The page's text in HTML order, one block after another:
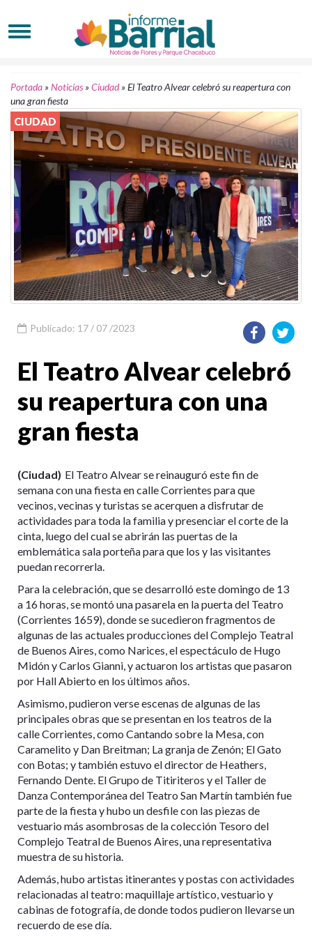
Portada »Noticias »Ciudad»El Teatro Alvear celebró su reapertura con
una gran fiesta
CIUDAD
Publicado: 17 / 07 /2023
El Teatro Alvear celebró
su reapertura con una
gran fiesta
(Ciudad) El Teatro Alvear se reinauguró este fin de
semana con una fiesta en calle Corrientes para que
vecinos, vecinas y turistas se acerquen a disfrutar de
actividades para toda la familia y presenciar el corte de la
cinta, luego del cual se abrirán las puertas de la
emblemática sala porteña para que los y las visitantes
puedan recorrerla.
Para la celebración, que se desarrolló este domingo de 13
a 16 horas, se montó una pasarela en la puerta del Teatro
(Corrientes 1659), donde se sucedieron fragmentos de
algunas de las actuales producciones del Complejo Teatral
de Buenos Aires, como Narices, el espectáculo de Hugo
Midón y Carlos Gianni, y actuaron los artistas que pasaron
por Hall Abierto en los últimos años.
Asimismo, pudieron verse escenas de algunas de las
principales obras que se presentan en los teatros de la
calle Corrientes, como Cantando sobre la Mesa, con
Caramelito y Dan Breitman; La granja de Zenón; El Gato
con Botas; y también estuvo el director de Heathers,
Fernando Dente. El Grupo de Titiriteros y el Taller de
Danza Contemporánea del Teatro San Martín también fue
parte de la fiesta y hubo un desfile con las piezas de
vestuario más asombrosas de la colección Tesoro del
Complejo Teatral de Buenos Aires, una representativa
muestra de su historia.
Además, hubo artistas itinerantes y postas con actividades
relacionadas al teatro: maquillaje artístico, vestuario y
cabinas de fotografía, de donde todos pudieron llevarse un
recuerdo de ese día.